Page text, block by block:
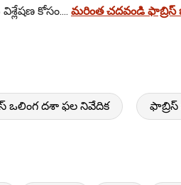
కోసం.... మరింత చదవండి ఫాబ్రిస్
ఒలింగ దశా ఫల నివేదిక ఫాబ్రిస్